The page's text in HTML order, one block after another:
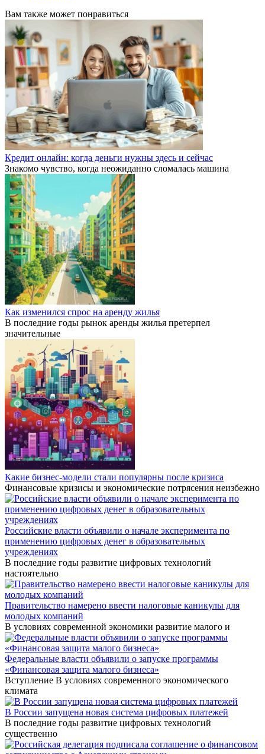
Вам также может понравиться
Кредит онлайн: когда деньги нужны здесь и сейчас
Знакомо чувство, когда неожиданно сломалась машина
Как изменился спрос на аренду жилья
В последние годы рынок аренды жилья претерпел
значительные
Какие бизнес-модели стали популярны после кризиса
Финансовые кризисы и экономические потрясения неизбежно
Российские власти объявили о начале эксперимента по
применению цифровых денег в образовательных
учреждениях
В последние годы развитие цифровых технологий
настоятельно
Правительство намерено ввести налоговые каникулы для
молодых компаний
В условиях современной экономики развитие малого и
Федеральные власти объявили о запуске программы
«Финансовая защита малого бизнеса»
Вступление В условиях современного экономического
климата
В России запущена новая система цифровых платежей
В последние годы развитие цифровых технологий
существенно